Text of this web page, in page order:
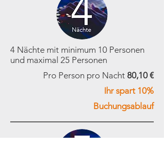
4 Nächte mit minimum 10 Personen
und maximal 25 Personen
Pro Person pro Nacht 80,10 €
Ihr spart 10%
Buchungsablauf